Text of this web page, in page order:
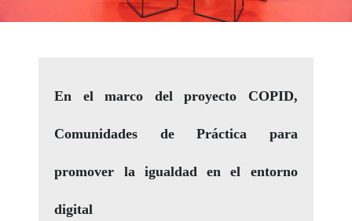
En el marco del proyecto COPID,
Comunidades de Práctica para
promover la igualdad en el entorno
digital